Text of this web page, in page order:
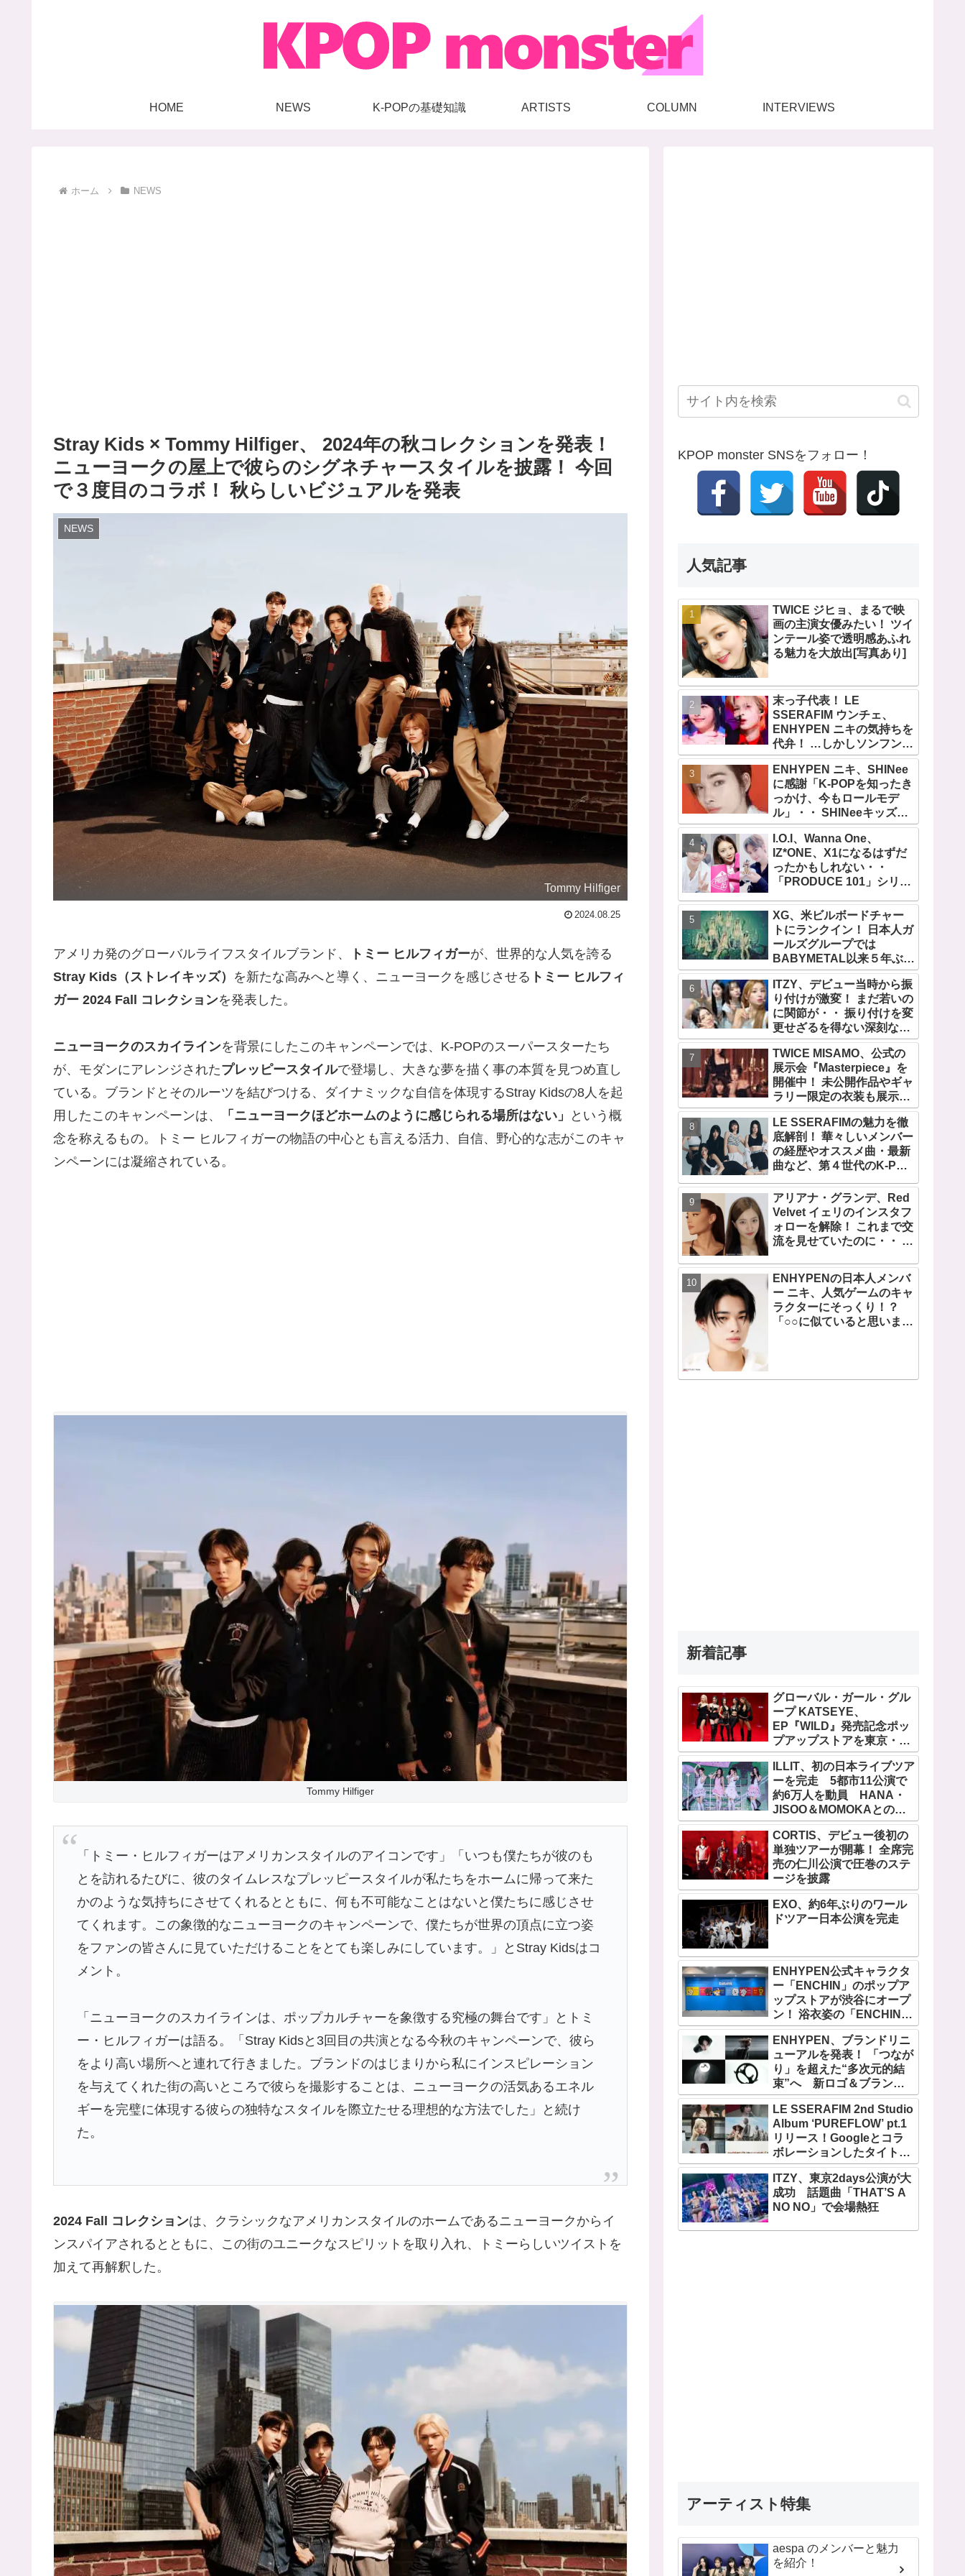
HOME NEWS K-POPの基礎知識 ARTISTS COLUMN INTERVIEWS
ホーム NEWS
Stray Kids × Tommy Hilfiger、 2024年の秋コレクションを発表！
ニューヨークの屋上で彼らのシグネチャースタイルを披露！ 今回
で３度目のコラボ！ 秋らしいビジュアルを発表
NEWS
Tommy Hilfiger
2024.08.25
アメリカ発のグローバルライフスタイルブランド、 トミー ヒルフィガーが、世界的な人気を誇る
Stray Kids（ストレイキッズ） を新たな高みへと導く、ニューヨークを感じさせる トミー ヒルフィ
ガー 2024 Fall コレクションを発表した。
ニューヨークのスカイラインを背景にしたこのキャンペーンでは、K-POPのスーパースターたち
が、モダンにアレンジされたプレッピースタイルで登場し、大きな夢を描く事の本質を見つめ直し
ている。ブランドとそのルーツを結びつける、ダイナミックな自信を体現するStray Kidsの8人を起
用したこのキャンペーンは、
「ニューヨークほどホームのように感じられる場所はない」
という概
念を称えるもの。トミー ヒルフィガーの物語の中心とも言える活力、自信、野心的な志がこのキャ
ンペーンには凝縮されている。
Tommy Hilfiger
「トミー・ヒルフィガーはアメリカンスタイルのアイコンです」「いつも僕たちが彼のも
とを訪れるたびに、彼のタイムレスなプレッピースタイルが私たちをホームに帰って来た
かのような気持ちにさせてくれるとともに、何も不可能なことはないと僕たちに感じさせ
てくれます。この象徴的なニューヨークのキャンペーンで、僕たちが世界の頂点に立つ姿
をファンの皆さんに見ていただけることをとても楽しみにしています。」とStray Kidsはコ
メント。
「ニューヨークのスカイラインは、ポップカルチャーを象徴する究極の舞台です」とトミ
ー・ヒルフィガーは語る。「Stray Kidsと3回目の共演となる今秋のキャンペーンで、彼ら
をより高い場所へと連れて行きました。ブランドのはじまりから私にインスピレーション
を与えてくれた街の高いところで彼らを撮影することは、ニューヨークの活気あるエネル
ギーを完璧に体現する彼らの独特なスタイルを際立たせる理想的な方法でした」と続け
た。
2024 Fall コレクションは、クラシックなアメリカンスタイルのホームであるニューヨークからイ
ンスパイアされるとともに、この街のユニークなスピリットを取り入れ、トミーらしいツイストを
加えて再解釈した。
KPOP monster SNSをフォロー！
人気記事
TWICE ジヒョ、まるで映
画の主演女優みたい！ ツイ
ンテール姿で透明感あふれ
る魅力を大放出[写真あり]
末っ子代表！ LE
SSERAFIM ウンチェ、
ENHYPEN ニキの気持ちを
代弁！ …しかしソンフンは
全否定「うちの末っ子は違
います」・・ かわいすぎる
２人の会話に爆笑
ENHYPEN ニキ、SHINee
に感謝「K-POPを知ったき
っかけ、今もロールモデ
ル」・・ SHINeeキッズと
しての経験を経て６年ぶり
に東京ドームに帰還した感
想は？
I.O.I、Wanna One、
IZ*ONE、X1になるはずだ
ったかもしれない・・
「PRODUCE 101」シリー
せられた練習生12人の氏名
が公表
XG、米ビルボードチャー
トにランクイン！ 日本人ガ
ールズグループでは
BABYMETAL以来５年ぶり
の快挙！ XGのグローバル
人気が止まらない…「コー
チェラ2025」にも日本人唯
一の出演
ITZY、デビュー当時から振
り付けが激変！ まだ若いの
に関節が・・ 振り付けを変
更せざるを得ない深刻な問
題とは
TWICE MISAMO、公式の
展示会『Masterpiece』を
開催中！ 未公開作品やギャ
ラリー限定の衣装も展示！
まさに最高傑作な世界に
LE SSERAFIMの魅力を徹
底解剖！ 華々しいメンバー
の経歴やオススメ曲・最新
曲など、第４世代のK-POP
する彼女たちのスゴさと
は？
アリアナ・グランデ、Red
Velvet イェリのインスタフ
ォローを解除！ これまで交
流を見せていたのに・・ 一
由を推測
ENHYPENの日本人メンバ
ー ニキ、人気ゲームのキャ
ラクターにそっくり！？
「○○に似ていると思いま
「客観的な視点で自分を見
新着記事
グローバル・ガール・グル
ープ KATSEYE、
EP『WILD』発売記念ポッ
プアップストアを東京・原
宿で開催 限定グッズも登
場ILLIT、初の日本ライブツア
ーを完走 5都市11公演で
約6万人を動員 HANA・
JISOO＆MOMOKAとのス
ペシャルコラボも実現
CORTIS、デビュー後初の
単独ツアーが開幕！ 全席完
売の仁川公演で圧巻のステ
ージを披露
EXO、約6年ぶりのワール
ドツアー日本公演を完走
ENHYPEN公式キャラクタ
ー「ENCHIN」のポップア
ップストアが渋谷にオープ
ン！ 浴衣姿の「ENCHIN」
が登場
ENHYPEN、ブランドリニ
ューアルを発表！ 「つなが
り」を超えた“多次元的結
束”へ 新ロゴ＆ブランド
フィルム公開
LE SSERAFIM 2nd Studio
Album ‘PUREFLOW’ pt.1
リリース！Googleとコラ
ボレーションしたタイトル
曲「BOOMPALA」MVも公
開
ITZY、東京2days公演が大
成功 話題曲「THAT’S A
NO NO」で会場熱狂
アーティスト特集
aespa のメンバーと魅力
を紹介！